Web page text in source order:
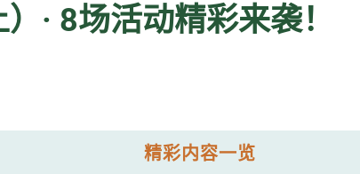
· 8场活动精彩来袭！
精彩内容一览